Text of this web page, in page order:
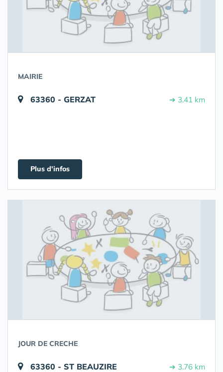
MAIRIE
63360 - GERZAT ➔ 3.41 km
Plus d'infos
JOUR DE CRECHE
63360 - ST BEAUZIRE ➔ 3.76 km